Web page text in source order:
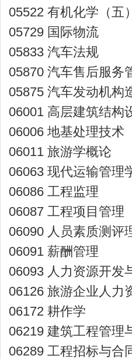
05522 有机化学（五）
05729 国际物流
05833 汽车法规
05870 汽车售后服务
05875 汽车发动机构
06001 高层建筑结构
06006 地基处理技术
06011 旅游学概论
06063 现代运输管理
06086 工程监理
06087 工程项目管理
06090 人员素质测评
06091 薪酬管理
06093 人力资源开发
06126 旅游企业人力
06172 耕作学
06219 建筑工程管理
06289 工程招标与合